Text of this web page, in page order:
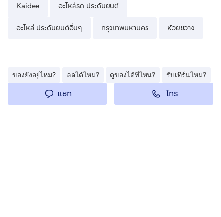
Kaidee อะไหล่รถ ประดับยนต์
อะไหล่ ประดับยนต์อื่นๆ กรุงเทพมหานคร ห้วยขวาง
ของยังอยู่ไหม? ลดได้ไหม? ดูของได้ที่ไหน? รับเทิร์นไหม?
แชท โทร